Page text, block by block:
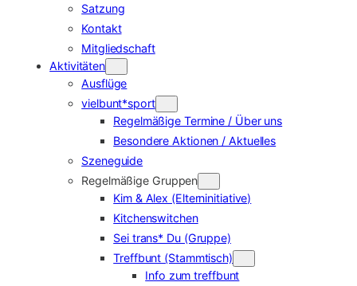
Satzung
Kontakt
Mitgliedschaft
Aktivitäten
Ausflüge
vielbunt*sport
Regelmäßige Termine / Über uns
Besondere Aktionen / Aktuelles
Szeneguide
Regelmäßige Gruppen
Kim & Alex (Elterninitiative)
Kitchenswitchen
Sei trans* Du (Gruppe)
Treffbunt (Stammtisch)
Info zum treffbunt